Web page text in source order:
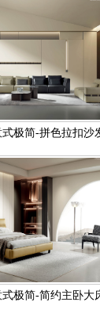
极简-拼色拉扣沙
极简-简约主卧大